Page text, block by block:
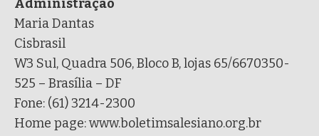
Administração
Maria Dantas
Cisbrasil
W3 Sul, Quadra 506, Bloco B, lojas 65/6670350-
525 – Brasília – DF
Fone: (61) 3214-2300
Home page: www.boletimsalesiano.org.br